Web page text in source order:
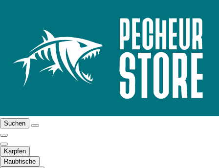
Suchen
Karpfen
Raubfische